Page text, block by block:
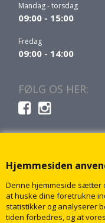
Hjemmesiden
Denne hjemmeside sætter
at huske dine foretrukne
statistikker og analyserer
tiden forbedres, og at
Mandag - torsdag
09:00 - 15:00
Fredag
09:00 - 14:00
FØLG OS HER: